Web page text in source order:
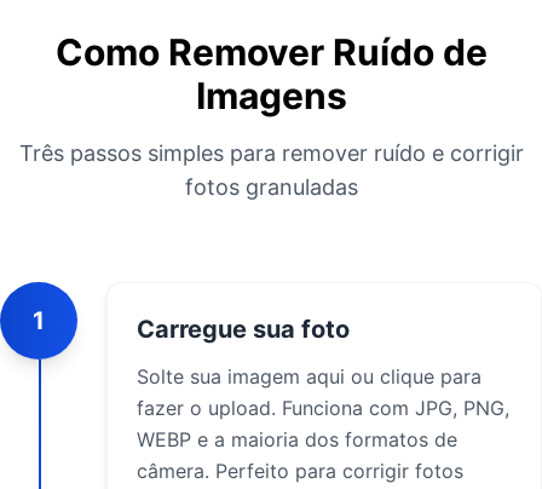
Como Remover Ruído de
Imagens
Três passos simples para remover ruído e corrigir
fotos granuladas
1 Carregue sua foto
Solte sua imagem aqui ou clique para
fazer o upload. Funciona com JPG, PNG,
WEBP e a maioria dos formatos de
câmera. Perfeito para corrigir fotos